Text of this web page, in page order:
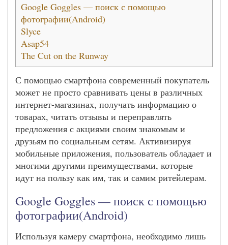
Google Goggles — поиск с помощью
фотографии(Android)
Slyce
Asap54
The Cut on the Runway
С помощью смартфона современный покупатель
может не просто сравнивать цены в различных
интернет-магазинах, получать информацию о
товарах, читать отзывы и переправлять
предложения с акциями своим знакомым и
друзьям по социальным сетям. Активизируя
мобильные приложения, пользователь обладает и
многими другими преимуществами, которые
идут на пользу как им, так и самим ритейлерам.
Google Goggles — поиск с помощью
фотографии(Android)
Используя камеру смартфона, необходимо лишь